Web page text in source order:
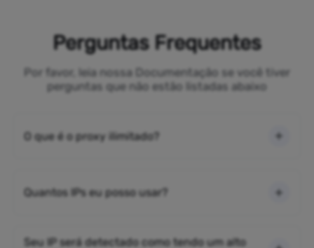
Perguntas Frequentes
Por favor, leia nossa Documentação se você tiver
perguntas que não estão listadas abaixo
O que é o proxy ilimitado?
Quantos IPs eu posso usar?
Seu IP será detectado como tendo um alto